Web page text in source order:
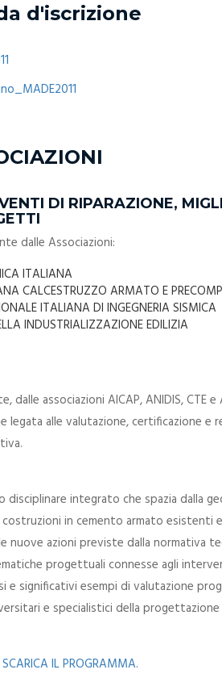
d'iscrizione
DI RIPARAZIONE,
dalle Associazioni:
ITALIANA
CALCESTRUZZO ARMATO E
ITALIANA DI INGEGNERIA SISMICA
INDUSTRIALIZZAZIONE EDILIZIA
dalle associazioni AICAP, ANIDIS,
alle valutazione, certificazione e
integrato che spazia dalla
in cemento armato esistenti
nuove azioni previste dalla
progettuali connesse agli
e significativi esempi di valutazione
e specialistici della
SCARICA IL PROGRAMMA.